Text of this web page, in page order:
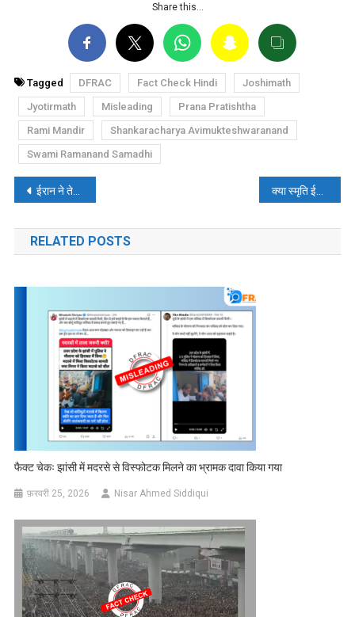
Share this…
Tagged DFRAC Fact Check Hindi
Joshimath
Jyotirmath
Misleading
Prana Pratishtha
Rami Mandir
Shankaracharya Avimukteshwaranand
Swami Ramanand Samadhi
पोस्ट
नेविगेशन
ईरान ने तेल से भरे अमेरिकी जहाज पर कब्जा किया? पढ़ें- फैक्ट चेक
RELATED POSTS
फैक्ट चेकः झांसी में मदरसे से विस्फोटक मिलने का भ्रामक दावा किया गया
फ़रवरी 25, 2026 Nisar Ahmed Siddiqui